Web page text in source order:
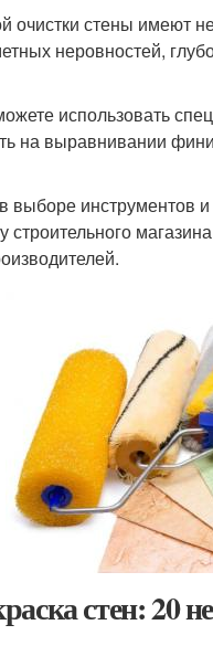
очистки стены имеют
неровностей,
использовать
на выравнивании
выборе инструментов
строительного
стен: 20